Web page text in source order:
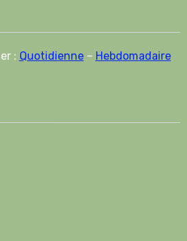
: Quotidienne– Hebdomadaire